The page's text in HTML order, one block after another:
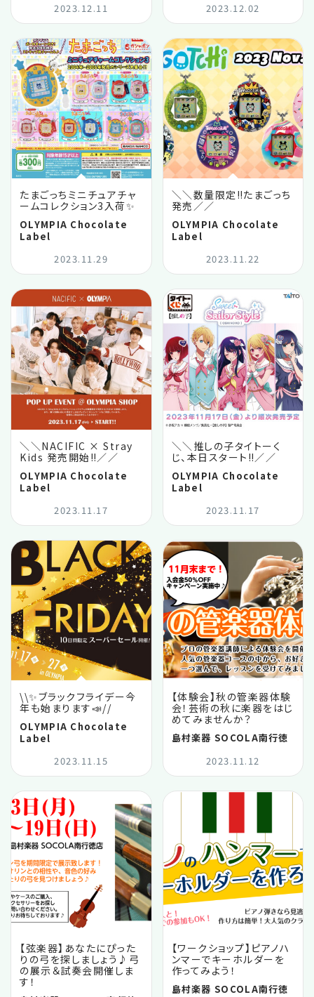
2023.12.11
2023.12.02
たまごっちミニチュアチャ
ームコレクション3入荷✨
OLYMPIA Chocolate
Label
2023.11.29
＼＼数量限定‼️たまごっち
発売／／
OLYMPIA Chocolate
Label
2023.11.22
＼＼NACIFIC × Stray
Kids 発売開始‼️／／
OLYMPIA Chocolate
Label
2023.11.17
＼＼推しの子タイトーく
じ、本日スタート‼️／／
OLYMPIA Chocolate
Label
2023.11.17
\\✨ブラックフライデー今
年も始まります📣//
OLYMPIA Chocolate
Label
2023.11.15
【体験会】秋の管楽器体験
会！芸術の秋に楽器をはじ
めてみませんか？
島村楽器 SOCOLA南行徳
2023.11.12
【弦楽器】あなたにぴった
りの弓を探しましょう♪弓
の展示＆試奏会開催しま
す！
【ワークショップ】ピアノハ
ンマーでキーホルダーを
作ってみよう！
島村楽器 SOCOLA南行徳